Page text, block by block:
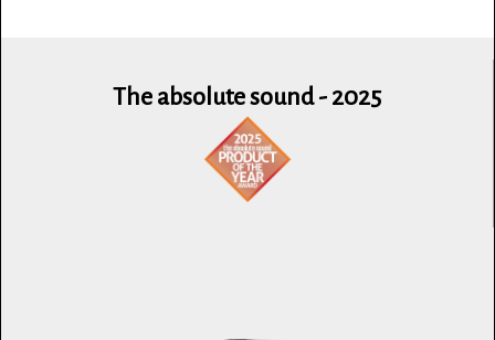
The absolute sound - 2025